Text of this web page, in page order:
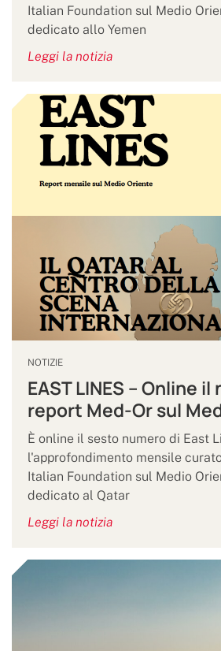
Italian Foundation sul Medio
dedicato allo Yemen
Leggi la notizia
NOTIZIE
EAST LINES – Online il
report Med-Or sul
È online il sesto numero di East
l'approfondimento mensile
Italian Foundation sul Medio
dedicato al Qatar
Leggi la notizia